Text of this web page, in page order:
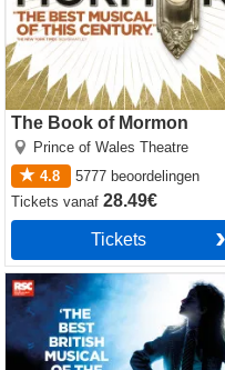
The Book of Mormon
Prince of Wales Theatre
4.8
5777 beoordelingen
Ticketsvanaf28.49€
Tickets
Matilda The Musical